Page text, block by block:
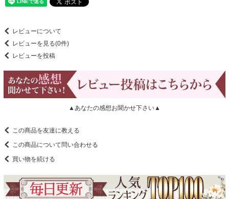
レビューについて
レビューを見る(0件)
レビューを投稿
▲あなたの感想お聞かせ下さい▲
この商品を友達に教える
この商品について問い合わせる
買い物を続ける